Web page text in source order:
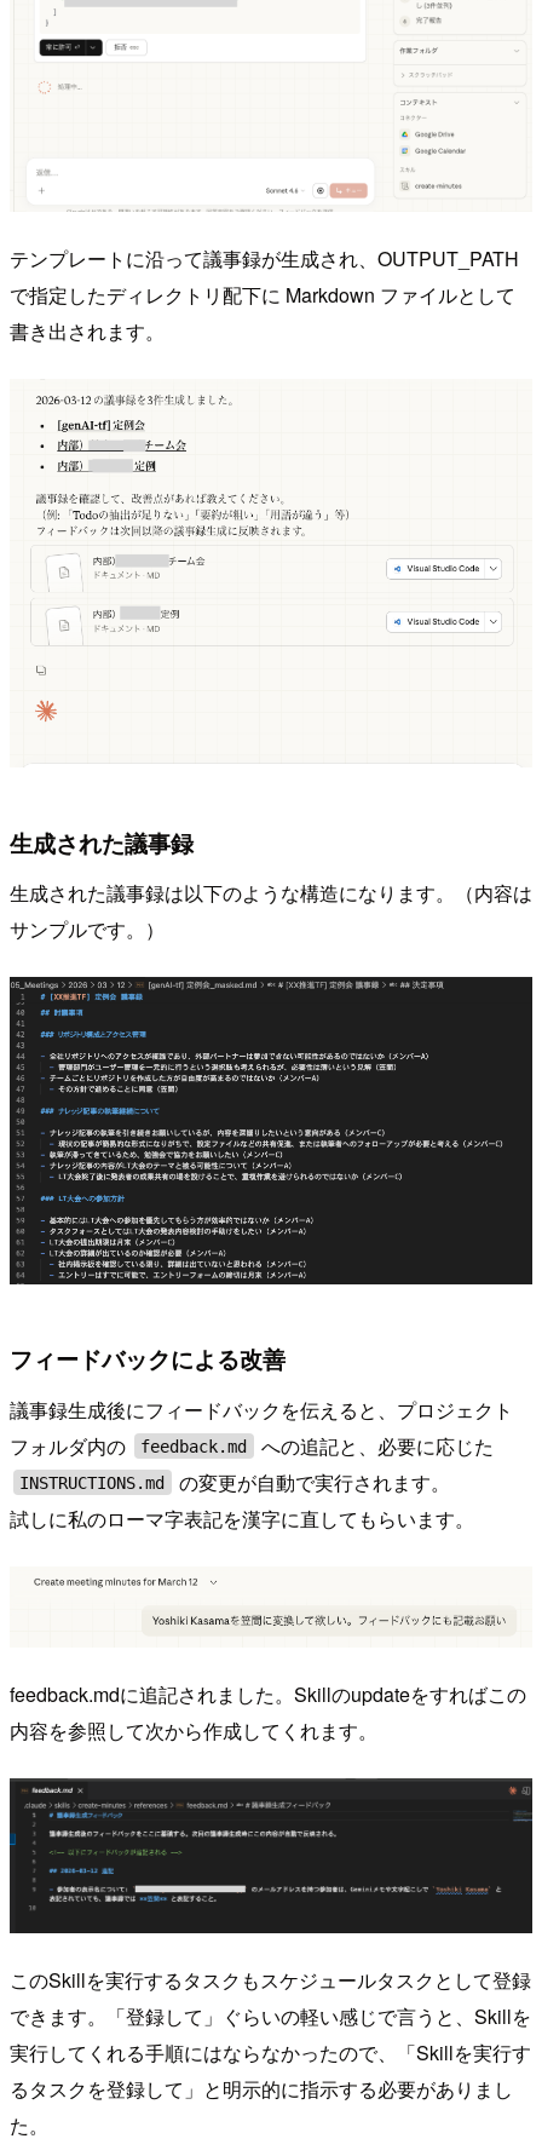
テンプレートに沿って議事録が生成され、OUTPUT_PATH
で指定したディレクトリ配下に Markdown ファイルとして
書き出されます。
生成された議事録
生成された議事録は以下のような構造になります。（内容は
サンプルです。）
フィードバックによる改善
議事録生成後にフィードバックを伝えると、プロジェクト
フォルダ内の
feedback.md への追記と、必要に応じた
INSTRUCTIONS.md
の変更が自動で実行されます。
試しに私のローマ字表記を漢字に直してもらいます。
feedback.mdに追記されました。Skillのupdateをすればこの
内容を参照して次から作成してくれます。
このSkillを実行するタスクもスケジュールタスクとして登録
できます。「登録して」ぐらいの軽い感じで言うと、Skillを
実行してくれる手順にはならなかったので、「Skillを実行す
るタスクを登録して」と明示的に指示する必要がありまし
た。